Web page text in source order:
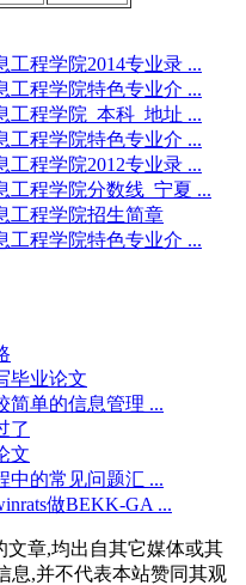
工程学院2014专业录 ...
工程学院特色专业介 ...
工程学院_本科_地址 ...
工程学院特色专业介 ...
工程学院2012专业录 ...
工程学院分数线_宁夏 ...
工程学院招生简章
工程学院特色专业介 ...
毕业论文
简单的信息管理 ...
了
文
中的常见问题汇 ...
做BEKK-GA ...
文章,均出自其它媒体或其
息,并不代表本站赞同其观